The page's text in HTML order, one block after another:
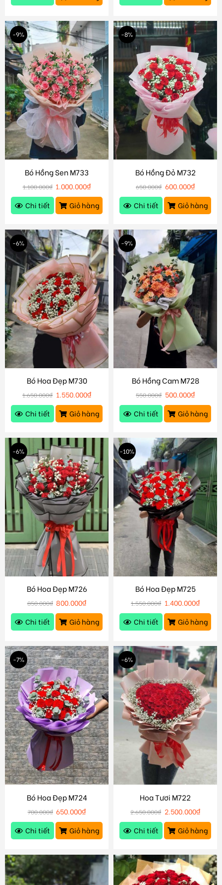
-9%
Bó Hồng Sen M733
1.100.000₫ 1.000.000₫
Chi tiết
Giỏ hàng
-8%
Bó Hồng Đỏ M732
650.000₫ 600.000₫
Chi tiết
Giỏ hàng
-6%
Bó Hoa Đẹp M730
1.650.000₫ 1.550.000₫
Chi tiết
Giỏ hàng
-9%
Bó Hồng Cam M728
550.000₫ 500.000₫
Chi tiết
Giỏ hàng
-6%
Bó Hoa Đẹp M726
850.000₫ 800.000₫
Chi tiết
Giỏ hàng
-10%
Bó Hoa Đẹp M725
1.550.000₫ 1.400.000₫
Chi tiết
Giỏ hàng
-7%
Bó Hoa Đẹp M724
700.000₫ 650.000₫
Chi tiết
Giỏ hàng
-6%
Hoa Tươi M722
2.650.000₫ 2.500.000₫
Chi tiết
Giỏ hàng